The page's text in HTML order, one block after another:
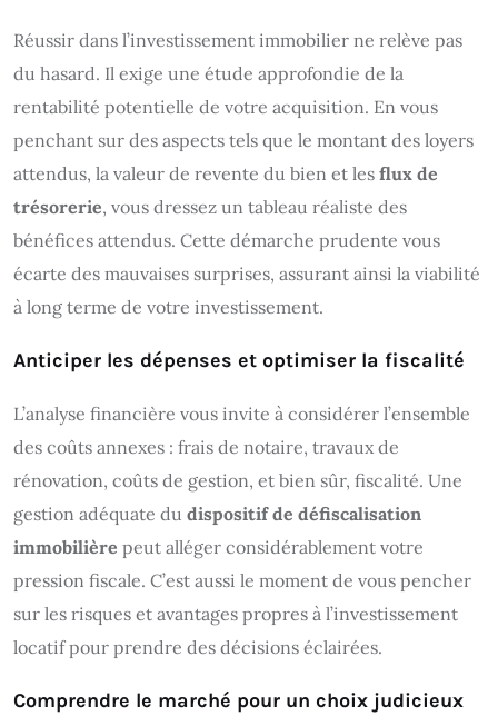
Réussir dans l’investissement immobilier ne relève pas
du hasard. Il exige une étude approfondie de la
rentabilité potentielle de votre acquisition. En vous
penchant sur des aspects tels que le montant des loyers
attendus, la valeur de revente du bien et les flux de
trésorerie, vous dressez un tableau réaliste des
bénéfices attendus. Cette démarche prudente vous
écarte des mauvaises surprises, assurant ainsi la viabilité
à long terme de votre investissement.
Anticiper les dépenses et optimiser la fiscalité
L’analyse financière vous invite à considérer l’ensemble
des coûts annexes : frais de notaire, travaux de
rénovation, coûts de gestion, et bien sûr, fiscalité. Une
gestion adéquate du dispositif de défiscalisation
immobilière peut alléger considérablement votre
pression fiscale. C’est aussi le moment de vous pencher
sur les risques et avantages propres à l’investissement
locatif pour prendre des décisions éclairées.
Comprendre le marché pour un choix judicieux